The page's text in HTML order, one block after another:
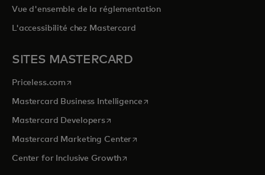
Vue d'ensemble de la réglementation
L'accessibilité chez Mastercard
SITES MASTERCARD
Priceless.com s’ouvre dans un nouvel onglet
Mastercard Business Intelligences’ouvre dans un nouvel onglet
Mastercard Developerss’ouvre dans un nouvel onglet
Mastercard Marketing Centers’ouvre dans un nouvel onglet
Center for Inclusive Growths’ouvre dans un nouvel onglet